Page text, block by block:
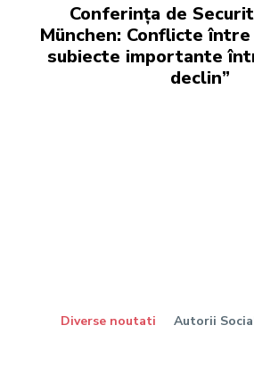
Conferința de
München: Conflicte între
subiecte importante
declin”
Diverse noutati Autorii